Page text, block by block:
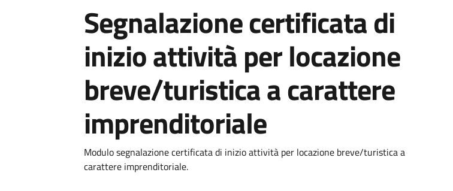
Segnalazione certificata di
inizio attività per locazione
breve/turistica a carattere
imprenditoriale
Dettagli
Modulo segnalazione certificata di inizio attività per locazione breve/turistica a
carattere imprenditoriale.